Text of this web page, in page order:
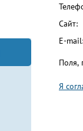
Сайт:
E-
Поля,
Я